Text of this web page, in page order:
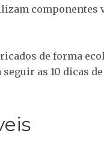
componentes
de forma
as 10 dicas